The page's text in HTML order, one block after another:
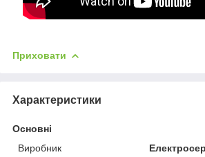
Приховати
Характеристики
Основні
Виробник